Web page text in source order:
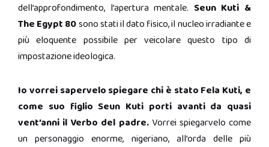
dell’approfondimento, l’apertura mentale. Seun Kuti &
The Egypt 80sono stati il dato fisico, il nucleo irradiante e
più eloquente possibile per veicolare questo tipo di
impostazione ideologica.
Io vorrei sapervelo spiegare chi è stato Fela Kuti, e
come suo figlio Seun Kuti porti avanti da quasi
vent’anni il Verbo del padre.Vorrei spiegarvelo come
un personaggio enorme, nigeriano, all’orda delle più